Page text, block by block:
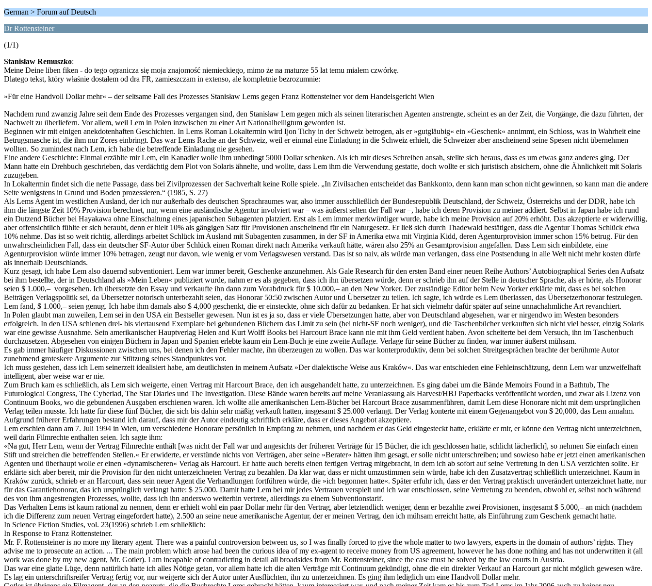
German > Forum auf Deutsch
Dr Rottensteiner
(1/1)
Stanisław Remuszko:
Meine Deine liben fiken - do tego ogranicza się moja znajomość niemieckiego, mimo że na maturze 55 lat temu miałem czwórkę.
Dlatego tekst, który właśnie dostałem od dra FR, zamieszczam in extenso, ale kompletnie bezrozumnie:
»Für eine Handvoll Dollar mehr« – der seltsame Fall des Prozesses Stanisław Lems gegen Franz Rottensteiner vor dem Handelsgericht Wien
Nachdem rund zwanzig Jahre seit dem Ende des Prozesses vergangen sind, den Stanisław Lem gegen mich als seinen literarischen Agenten anstrengte, scheint es an der Zeit, die Vorgänge, die dazu führten, der
Nachwelt zu überliefern. Vor allem, weil Lem in Polen inzwischen zu einer Art Nationalheiligtum geworden ist.
Beginnen wir mit einigen anekdotenhaften Geschichten. In Lems Roman Lokaltermin wird Ijon Tichy in der Schweiz betrogen, als er »gutgläubig« ein »Geschenk« annimmt, ein Schloss, was in Wahrheit eine
Betrugsmasche ist, die ihm nur Zores einbringt. Das war Lems Rache an der Schweiz, weil er einmal eine Einladung in die Schweiz erhielt, die Schweizer aber anscheinend seine Spesen nicht übernehmen
wollten. So zumindest nach Lem, ich habe die betreffende Einladung nie gesehen.
Eine andere Geschichte: Einmal erzählte mir Lem, ein Kanadier wolle ihm unbedingt 5000 Dollar schenken. Als ich mir dieses Schreiben ansah, stellte sich heraus, dass es um etwas ganz anderes ging. Der
Mann hatte ein Drehbuch geschrieben, das verdächtig dem Plot von Solaris ähnelte, und wollte, dass Lem ihm die Verwendung gestatte, doch wollte er sich juristisch absichern, ohne die Ähnlichkeit mit Solaris
zuzugeben.
In Lokaltermin findet sich die nette Passage, dass bei Zivilprozessen der Sachverhalt keine Rolle spiele. „In Zivilsachen entscheidet das Bankkonto, denn kann man schon nicht gewinnen, so kann man die andere
Seite wenigstens in Grund und Boden prozessieren.“ (1985, S. 27)
Als Lems Agent im westlichen Ausland, der ich nur außerhalb des deutschen Sprachraumes war, also immer ausschließlich der Bundesrepublik Deutschland, der Schweiz, Österreichs und der DDR, habe ich
ihm die längste Zeit 10% Provision berechnet, nur, wenn eine ausländische Agentur involviert war – was äußerst selten der Fall war –, habe ich deren Provision zu meiner addiert. Selbst in Japan habe ich rund
ein Dutzend Bücher bei Hayakawa ohne Einschaltung eines japanischen Subagenten platziert. Erst als Lem immer merkwürdiger wurde, habe ich meine Provision auf 20% erhöht. Das akzeptierte er widerwillig,
aber offensichtlich fühlte er sich beraubt, denn er hielt 10% als gängigen Satz für Provisionen anscheinend für ein Naturgesetz. Er ließ sich durch Thadewald bestätigen, dass die Agentur Thomas Schlück etwa
10% nehme. Das ist so weit richtig, allerdings arbeitet Schlück im Ausland mit Subagenten zusammen, in der SF in Amerika etwa mit Virginia Kidd, deren Agenturprovision immer schon 15% betrug. Für den
unwahrscheinlichen Fall, dass ein deutscher SF-Autor über Schlück einen Roman direkt nach Amerika verkauft hätte, wären also 25% an Gesamtprovision angefallen. Dass Lem sich einbildete, eine
Agenturprovision würde immer 10% betragen, zeugt nur davon, wie wenig er vom Verlagswesen verstand. Das ist so naiv, als würde man verlangen, dass eine Postsendung in alle Welt nicht mehr kosten dürfe
als innerhalb Deutschlands.
Kurz gesagt, ich habe Lem also dauernd subventioniert. Lem war immer bereit, Geschenke anzunehmen. Als Gale Research für den ersten Band einer neuen Reihe Authors’ Autobiographical Series den Aufsatz
bei ihm bestellte, der in Deutschland als »Mein Leben« publiziert wurde, nahm er es als gegeben, dass ich ihn übersetzen würde, denn er schrieb ihn auf der Stelle in deutscher Sprache, als er hörte, als Honorar
seien $ 1.000,– vorgesehen. Ich übersetzte den Essay und verkaufte ihn dann zum Vorabdruck für $ 10.000,– an den New Yorker. Der zuständige Editor beim New Yorker erklärte mir, dass es bei solchen
Beiträgen Verlagspolitik sei, da Übersetzer notorisch unterbezahlt seien, das Honorar 50:50 zwischen Autor und Übersetzer zu teilen. Ich sagte, ich würde es Lem überlassen, das Übersetzerhonorar festzulegen.
Lem fand, $ 1.000,– seien genug. Ich habe ihm damals also $ 4,000 geschenkt, die er einsteckte, ohne sich dafür zu bedanken. Er hat sich vielmehr dafür später auf seine unnachahmliche Art revanchiert.
In Polen glaubt man zuweilen, Lem sei in den USA ein Bestseller gewesen. Nun ist es ja so, dass er viele Übersetzungen hatte, aber von Deutschland abgesehen, war er nirgendwo im Westen besonders
erfolgreich. In den USA schienen drei- bis viertausend Exemplare bei gebundenen Büchern das Limit zu sein (bei nicht-SF noch weniger), und die Taschenbücher verkauften sich nicht viel besser, einzig Solaris
war eine gewisse Ausnahme. Sein amerikanischer Hauptverlag Helen and Kurt Wolff Books bei Harcourt Brace kann nie mit ihm Geld verdient haben. Avon scheiterte bei dem Versuch, ihn im Taschenbuch
durchzusetzen. Abgesehen von einigen Büchern in Japan und Spanien erlebte kaum ein Lem-Buch je eine zweite Auflage. Verlage für seine Bücher zu finden, war immer äußerst mühsam.
Es gab immer häufiger Diskussionen zwischen uns, bei denen ich den Fehler machte, ihn überzeugen zu wollen. Das war konterproduktiv, denn bei solchen Streitgesprächen brachte der berühmte Autor
zunehmend groteskere Argumente zur Stützung seines Standpunktes vor.
Ich muss gestehen, dass ich Lem seinerzeit idealisiert habe, am deutlichsten in meinem Aufsatz »Der dialektische Weise aus Kraków«. Das war entschieden eine Fehleinschätzung, denn Lem war unzweifelhaft
intelligent, aber weise war er nie.
Zum Bruch kam es schließlich, als Lem sich weigerte, einen Vertrag mit Harcourt Brace, den ich ausgehandelt hatte, zu unterzeichnen. Es ging dabei um die Bände Memoirs Found in a Bathtub, The
Futurological Congress, The Cyberiad, The Star Diaries und The Investigation. Diese Bände waren bereits auf meine Veranlassung als Harvest/HBJ Paperbacks veröffentlicht worden, und zwar als Lizenz von
Continuum Books, wo die gebundenen Ausgaben erschienen waren. Ich wollte alle amerikanischen Lem-Bücher bei Harcourt Brace zusammenführen, damit Lem diese Honorare nicht mit dem ursprünglichen
Verlag teilen musste. Ich hatte für diese fünf Bücher, die sich bis dahin sehr mäßig verkauft hatten, insgesamt $ 25.000 verlangt. Der Verlag konterte mit einem Gegenangebot von $ 20,000, das Lem annahm.
Aufgrund früherer Erfahrungen bestand ich darauf, dass mir der Autor eindeutig schriftlich erkläre, dass er dieses Angebot akzeptiere.
Lem erschien dann am 7. Juli 1994 in Wien, um verschiedene Honorare persönlich in Empfang zu nehmen, und nachdem er das Geld eingesteckt hatte, erklärte er mir, er könne den Vertrag nicht unterzeichnen,
weil darin Filmrechte enthalten seien. Ich sagte ihm:
«Na gut, Herr Lem, wenn der Vertrag Filmrechte enthält [was nicht der Fall war und angesichts der früheren Verträge für 15 Bücher, die ich geschlossen hatte, schlicht lächerlich], so nehmen Sie einfach einen
Stift und streichen die betreffenden Stellen.« Er erwiderte, er verstünde nichts von Verträgen, aber seine »Berater« hätten ihm gesagt, er solle nicht unterschreiben; und sowieso habe er jetzt einen amerikanischen
Agenten und überhaupt wolle er einen »dynamischeren« Verlag als Harcourt. Er hatte auch bereits einen fertigen Vertrag mitgebracht, in dem ich ab sofort auf seine Vertretung in den USA verzichten sollte. Er
erklärte sich aber bereit, mir die Provision für den nicht unterzeichneten Vertrag zu bezahlen. Da klar war, dass er nicht umzustimmen sein würde, habe ich den Zusatzvertrag schließlich unterzeichnet. Kaum in
Kraków zurück, schrieb er an Harcourt, dass sein neuer Agent die Verhandlungen fortführen würde, die »ich begonnen hatte«. Später erfuhr ich, dass er den Vertrag praktisch unverändert unterzeichnet hatte, nur
für das Garantiehonorar, das ich ursprünglich verlangt hatte: $ 25.000. Damit hatte Lem bei mir jedes Vertrauen verspielt und ich war entschlossen, seine Vertretung zu beenden, obwohl er, selbst noch während
des von ihm angestrengten Prozesses, wollte, dass ich ihn anderswo weiterhin vertrete, allerdings zu einem Subventionstarif.
Das Verhalten Lems ist kaum rational zu nennen, denn er erhielt wohl ein paar Dollar mehr für den Vertrag, aber letztendlich weniger, denn er bezahlte zwei Provisionen, insgesamt $ 5.000,– an mich (nachdem
ich die Differenz zum neuen Vertrag eingefordert hatte), 2.500 an seine neue amerikanische Agentur, der er meinen Vertrag, den ich mühsam erreicht hatte, als Einführung zum Geschenk gemacht hatte.
In Science Fiction Studies, vol. 23(1996) schrieb Lem schließlich:
In Response to Franz Rottensteiner.
Mr. F. Rottensteiner is no more my literary agent. There was a painful controversion between us, so I was finally forced to give the whole matter to two lawyers, experts in the domain of authors’ rights. They
advise me to prosecute an action. ... The main problem which arose had been the curious idea of my ex-agent to receive money from US agreement, however he has done nothing and has not underwritten it (all
work was done by my new agent, Mr. Gotler). I am incapable of contradicting in detail all broadsides from Mr. Rottensteiner, since the case must be solved by the law courts in Austria.
Das war eine glatte Lüge, denn natürlich hatte ich alles Nötige getan, vor allem hatte ich die alten Verträge mit Continuum gekündigt, ohne die ein direkter Verkauf an Harcourt gar nicht möglich gewesen wäre.
Es lag ein unterschriftsreifer Vertrag fertig vor, nur weigerte sich der Autor unter Ausflüchten, ihn zu unterzeichnen. Es ging ihm lediglich um eine Handvoll Dollar mehr.